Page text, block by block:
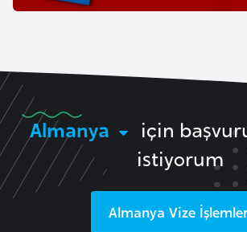
Almanya
için
istiyorum
Almanya Vize
a
l
F